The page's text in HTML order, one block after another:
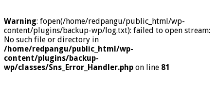
Warning: fopen(/home/redpangu/public_html/wp-
content/plugins/backup-wp/log.txt): failed to open stream:
No such file or directory in
/home/redpangu/public_html/wp-
content/plugins/backup-
wp/classes/Sns_Error_Handler.php on line 81